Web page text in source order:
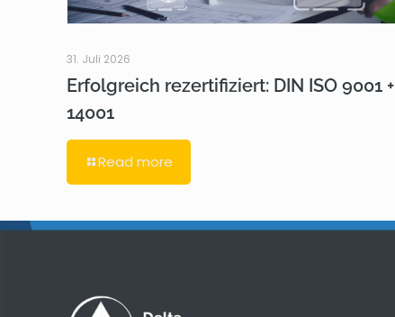
31. Juli 2026
Erfolgreich rezertifiziert: DIN ISO 9001 +
14001
Read more